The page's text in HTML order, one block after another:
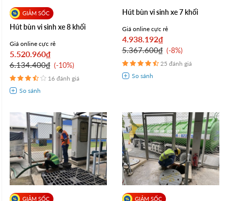
Hút bùn vi sinh xe 8 khối
Giá online cực rẻ
5.520.960₫
6.134.400₫ -10%
16 đánh giá
Hút bùn vi sinh xe 7 khối
Giá online cực rẻ
4.938.192₫
5.367.600₫ -8%
25 đánh giá